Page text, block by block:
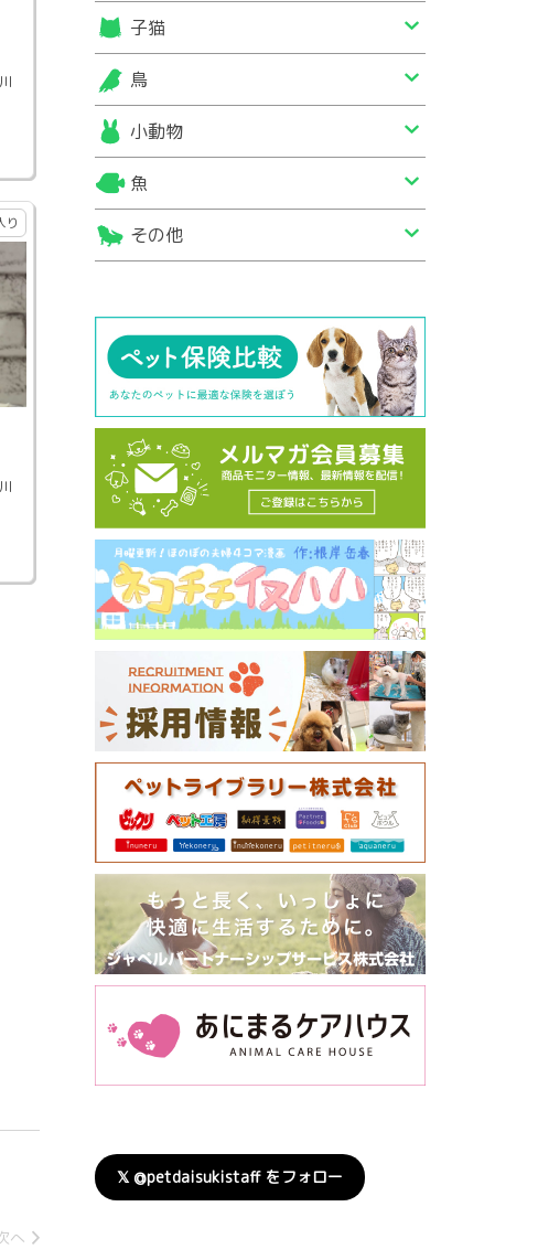
り
へ
子猫
鳥
小動物
魚
その他
𝕏 @petdaisukistaff をフォロー